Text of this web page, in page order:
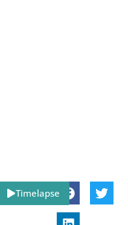
Share:
Timelapse